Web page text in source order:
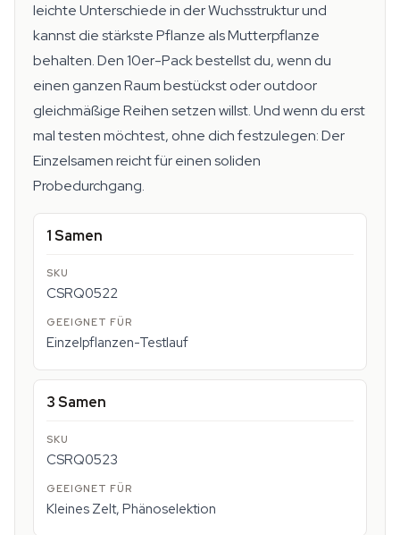
leichte Unterschiede in der Wuchsstruktur und
kannst die stärkste Pflanze als Mutterpflanze
behalten. Den 10er-Pack bestellst du, wenn du
einen ganzen Raum bestückst oder outdoor
gleichmäßige Reihen setzen willst. Und wenn du erst
mal testen möchtest, ohne dich festzulegen: Der
Einzelsamen reicht für einen soliden
Probedurchgang.
1 Samen
CSRQ0522
Einzelpflanzen-Testlauf
3 Samen
CSRQ0523
Kleines Zelt, Phänoselektion